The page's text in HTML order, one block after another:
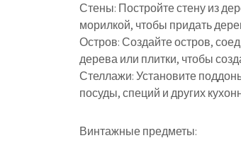
Стены: Постройте стену из
морилкой, чтобы придать
Остров: Создайте остров,
дерева или плитки, чтобы
Стеллажи: Установите
посуды, специй и других
Винтажные предметы: